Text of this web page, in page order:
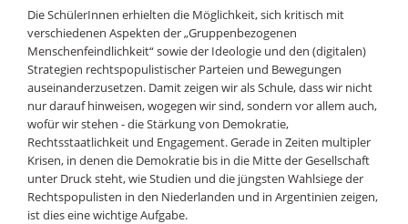
Die SchülerInnen erhielten die Möglichkeit, sich kritisch mit
verschiedenen Aspekten der „Gruppenbezogenen
Menschenfeindlichkeit“ sowie der Ideologie und den (digitalen)
Strategien rechtspopulistischer Parteien und Bewegungen
auseinanderzusetzen. Damit zeigen wir als Schule, dass wir nicht
nur darauf hinweisen, wogegen wir sind, sondern vor allem auch,
wofür wir stehen - die Stärkung von Demokratie,
Rechtsstaatlichkeit und Engagement. Gerade in Zeiten multipler
Krisen, in denen die Demokratie bis in die Mitte der Gesellschaft
unter Druck steht, wie Studien und die jüngsten Wahlsiege der
Rechtspopulisten in den Niederlanden und in Argentinien zeigen,
ist dies eine wichtige Aufgabe.